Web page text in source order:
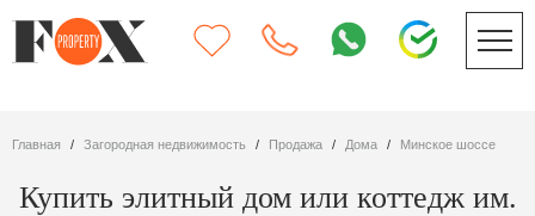
Главная Загородная недвижимость Продажа дома Минское шоссе
Купить элитный дом или коттедж им.